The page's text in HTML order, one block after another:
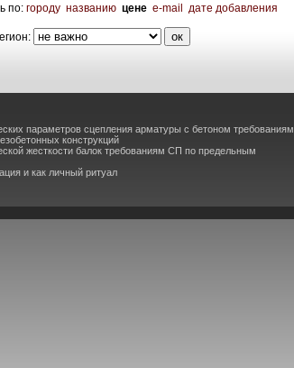
по: городу названию цене e-mail дате добавления
параметров сцепления арматуры с бетоном требованиям
конструкций
жесткости балок требованиям СП по предельным
и как личный ритуал